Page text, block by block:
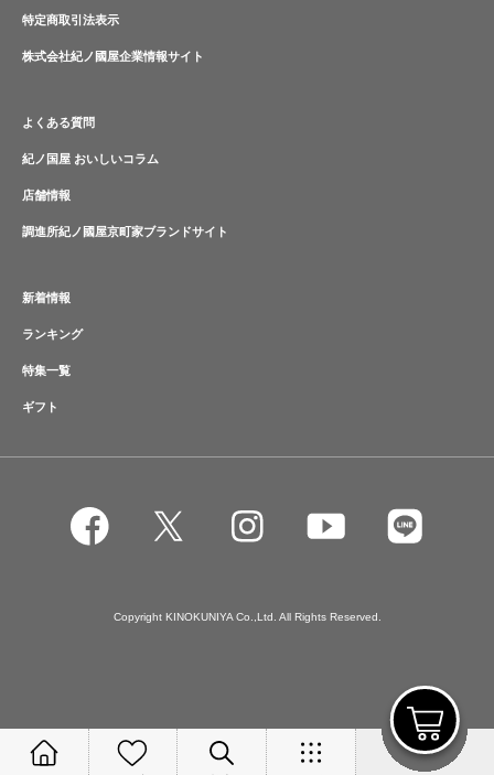
特定商取引法表示
株式会社紀ノ國屋企業情報サイト
よくある質問
紀ノ国屋 おいしいコラム
店舗情報
調進所紀ノ國屋京町家ブランドサイト
新着情報
ランキング
特集一覧
ギフト
Copyright KINOKUNIYA Co.,Ltd. All Rights Reserved.